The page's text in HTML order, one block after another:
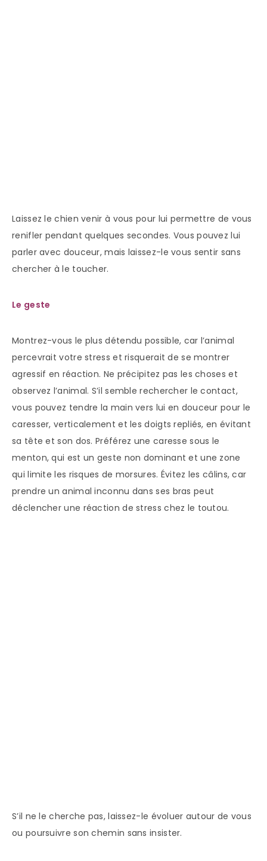
Laissez le chien venir à vous pour lui permettre de vous
renifler pendant quelques secondes. Vous pouvez lui
parler avec douceur, mais laissez-le vous sentir sans
chercher à le toucher.
Le geste
Montrez-vous le plus détendu possible, car l’animal
percevrait votre stress et risquerait de se montrer
agressif en réaction. Ne précipitez pas les choses et
observez l’animal. S’il semble rechercher le contact,
vous pouvez tendre la main vers lui en douceur pour le
caresser, verticalement et les doigts repliés, en évitant
sa tête et son dos. Préférez une caresse sous le
menton, qui est un geste non dominant et une zone
qui limite les risques de morsures. Évitez les câlins, car
prendre un animal inconnu dans ses bras peut
déclencher une réaction de stress chez le toutou.
S’il ne le cherche pas, laissez-le évoluer autour de vous
ou poursuivre son chemin sans insister.